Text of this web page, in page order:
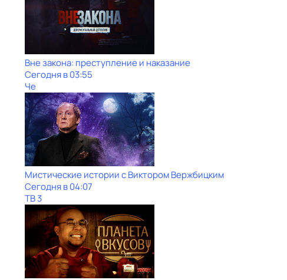
Вне закона: преступление и наказание
Сегодня в 03:55
Че
Мистические истории с Виктoром Bержбицким
Сегодня в 04:07
ТВ 3